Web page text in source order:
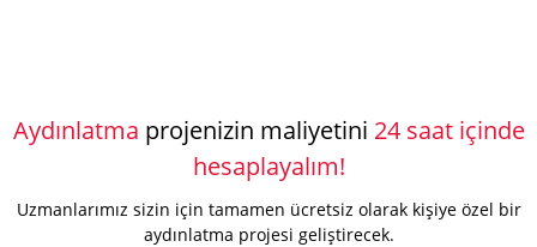
Aydınlatma projenizin maliyetini 24 saat içinde
hesaplayalım!
Uzmanlarımız sizin için tamamen ücretsiz olarak kişiye özel bir
aydınlatma projesi geliştirecek.